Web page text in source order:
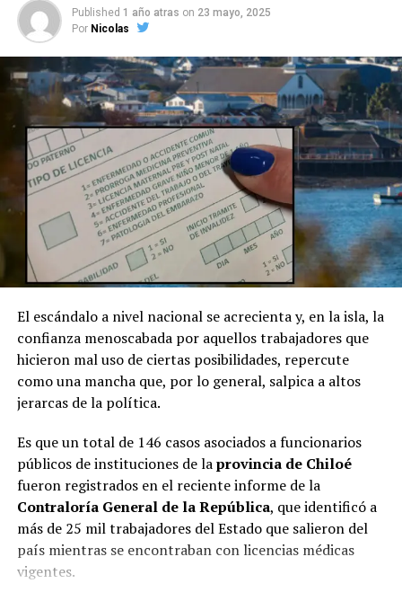
Published 1 año atras on 23 mayo, 2025
Por Nicolas
El escándalo a nivel nacional se acrecienta y, en la isla, la
confianza menoscabada por aquellos trabajadores que
hicieron mal uso de ciertas posibilidades, repercute
como una mancha que, por lo general, salpica a altos
jerarcas de la política.
Es que un total de 146 casos asociados a funcionarios
públicos de instituciones de laprovincia de Chiloé
fueron registrados en el reciente informe de la
Contraloría General de la República, que identificó a
más de 25 mil trabajadores del Estado que salieron del
país mientras se encontraban con licencias médicas
vigentes.